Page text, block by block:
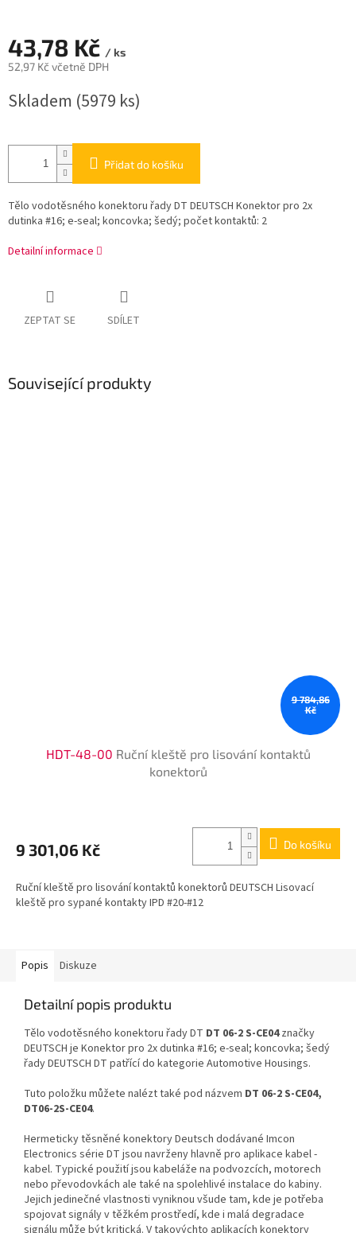
43,78 Kč / ks
52,97 Kč včetně DPH
cena:
Skladem (5979 ks)
Přidat do košíku
Tělo vodotěsného konektoru řady DT DEUTSCH Konektor pro 2x
dutinka #16; e-seal; koncovka; šedý; počet kontaktů: 2
Detailní informace
ZEPTAT SE SDÍLET
Související produkty
9 784,86
Kč
HDT-48-00 Ruční kleště pro lisování kontaktů
konektorů
9 301,06 Kč Do košíku
Ruční kleště pro lisování kontaktů konektorů DEUTSCH Lisovací
kleště pro sypané kontakty IPD #20-#12
Popis Diskuze
Detailní popis produktu
Tělo vodotěsného konektoru řady DT DT 06-2 S-CE04značky
DEUTSCH je Konektor pro 2x dutinka #16; e-seal; koncovka; šedý
řady DEUTSCH DT patřící do kategorie Automotive Housings.
Tuto položku můžete nalézt také pod názvem DT 06-2 S-CE04,
DT06-2S-CE04.
Hermeticky těsněné konektory Deutsch dodávané Imcon
Electronics série DT jsou navrženy hlavně pro aplikace kabel -
kabel. Typické použití jsou kabeláže na podvozcích, motorech
nebo převodovkách ale také na spolehlivé instalace do kabiny.
Jejich jedinečné vlastnosti vyniknou všude tam, kde je potřeba
spojovat signály v těžkém prostředí, kde i malá degradace
signálu může být kritická. V takovýchto aplikacích konektory